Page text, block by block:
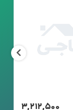
۳,۲۱۲,۵۰۰